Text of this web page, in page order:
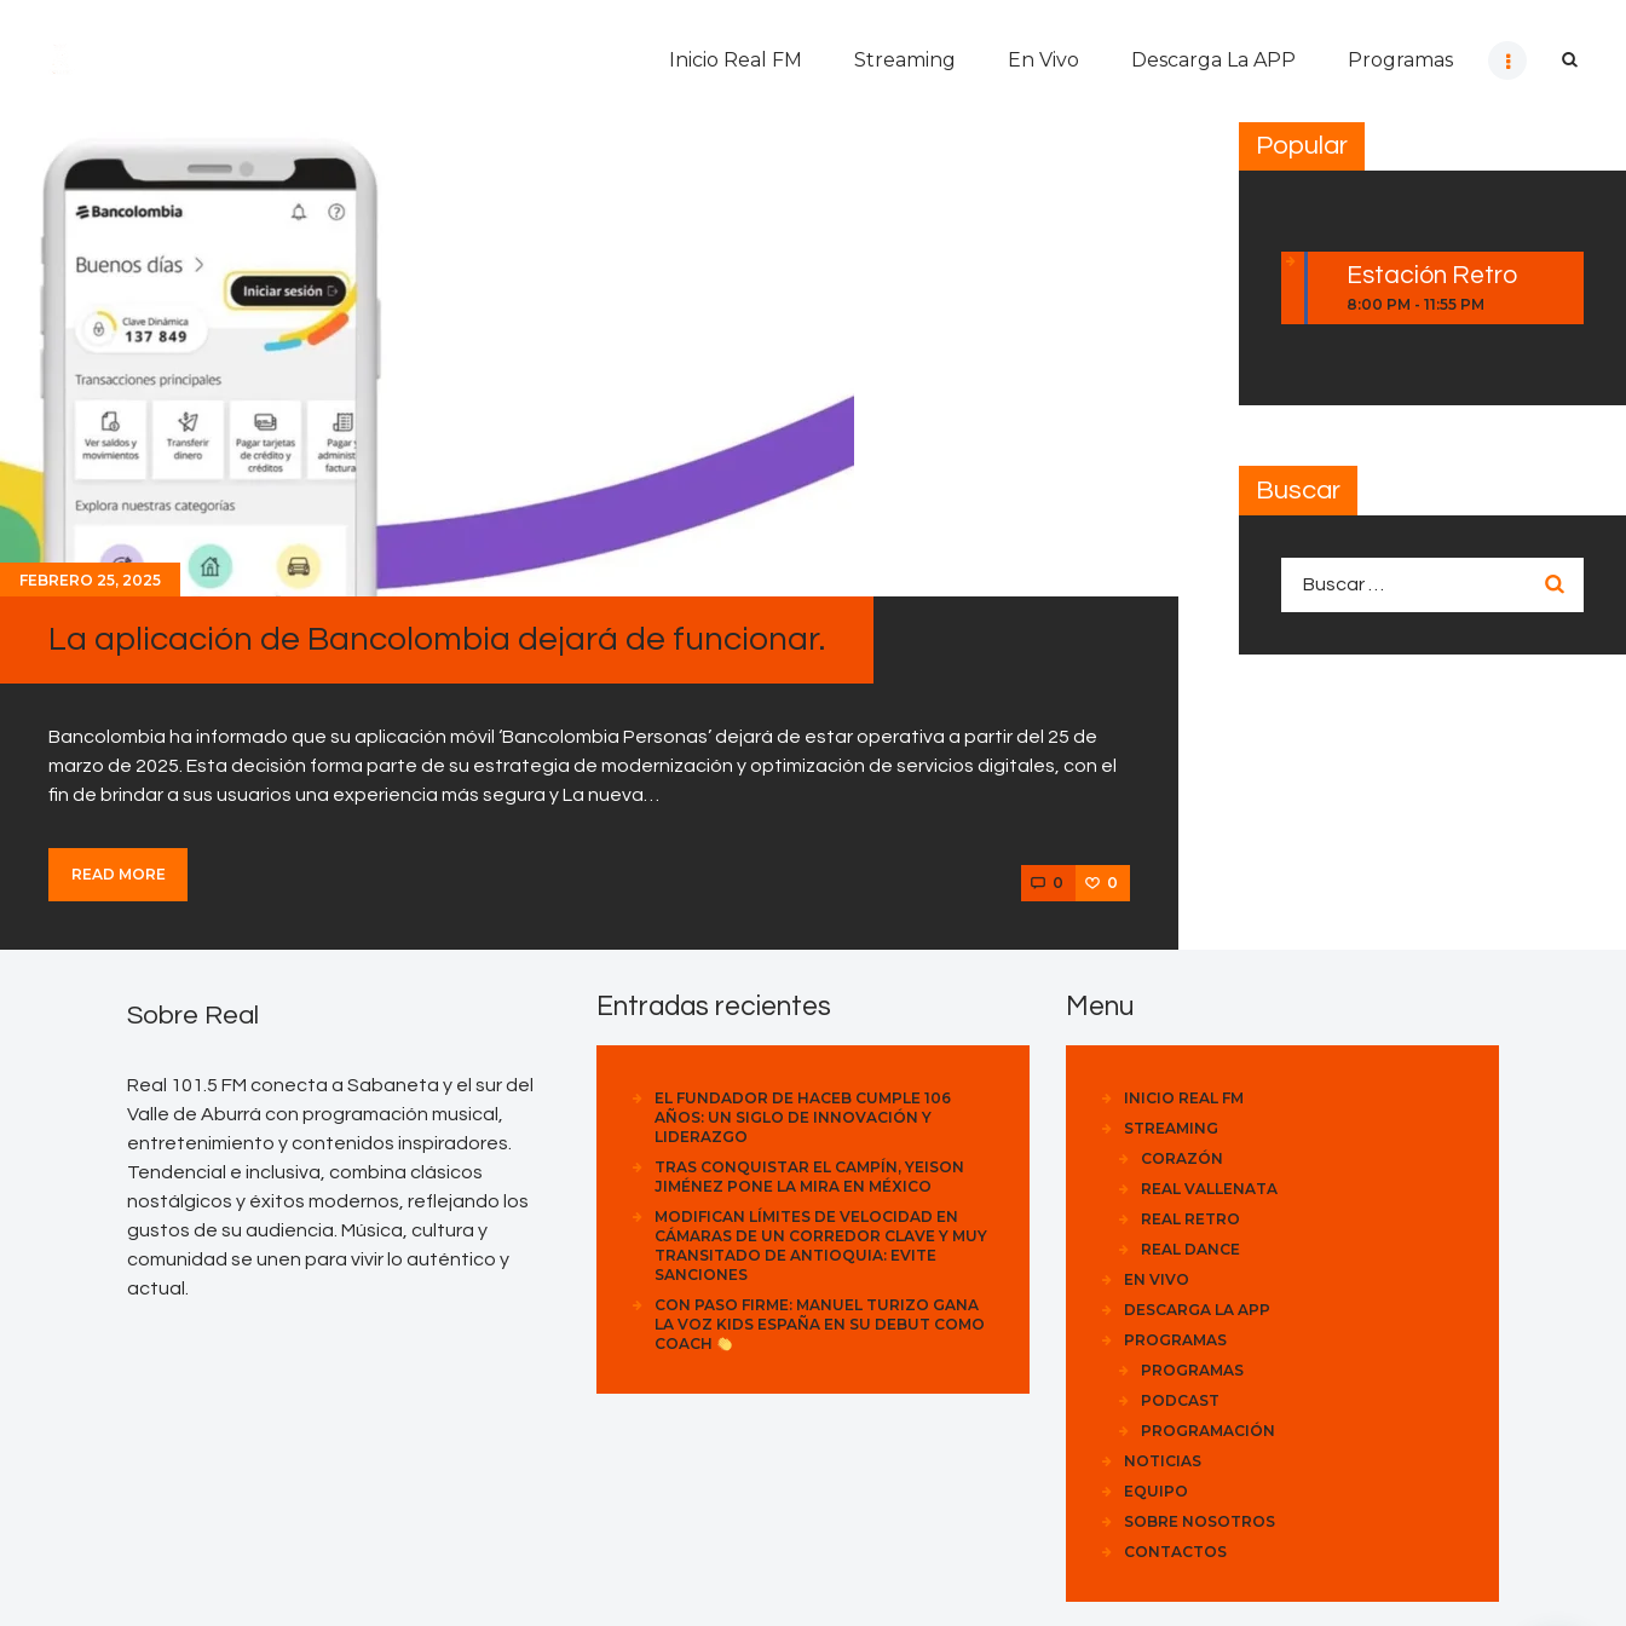
Inicio Real FM Streaming En Vivo Descarga La APP Programas
Sobre Nosotros
Contactos
FEBRERO 25, 2025
La aplicación de Bancolombia dejará de funcionar.
Bancolombia ha informado que su aplicación móvil ‘Bancolombia Personas’ dejará de estar operativa a partir del 25 de
marzo de 2025. Esta decisión forma parte de su estrategia de modernización y optimización de servicios digitales, con el
fin de brindar a sus usuarios una experiencia más segura y La nueva…
READ MORE 0 0
Popular
Estación Retro
8:00 PM -11:55 PM
Buscar
Sobre Real
Real 101.5 FM conecta a Sabaneta y el sur del
Valle de Aburrá con programación musical,
entretenimiento y contenidos inspiradores.
Tendencial e inclusiva, combina clásicos
nostálgicos y éxitos modernos, reflejando los
gustos de su audiencia. Música, cultura y
comunidad se unen para vivir lo auténtico y
actual.
Entradas recientes
EL FUNDADOR DE HACEB CUMPLE 106
AÑOS: UN SIGLO DE INNOVACIÓN Y
LIDERAZGO
TRAS CONQUISTAR EL CAMPÍN, YEISON
JIMÉNEZ PONE LA MIRA EN MÉXICO
MODIFICAN LÍMITES DE VELOCIDAD EN
CÁMARAS DE UN CORREDOR CLAVE Y MUY
TRANSITADO DE ANTIOQUIA: EVITE
SANCIONES
CON PASO FIRME: MANUEL TURIZO GANA
LA VOZ KIDS ESPAÑA EN SU DEBUT COMO
COACH
Menu
INICIO REAL FM
STREAMING
CORAZÓN
REAL VALLENATA
REAL RETRO
REAL DANCE
EN VIVO
DESCARGA LA APP
PROGRAMAS
PROGRAMAS
PODCAST
PROGRAMACIÓN
NOTICIAS
EQUIPO
SOBRE NOSOTROS
CONTACTOS